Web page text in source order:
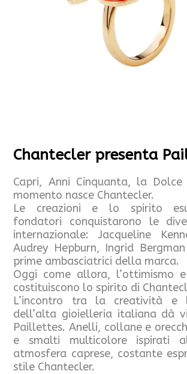
Chantecler presenta
Capri, Anni Cinquanta, la
momento nasce Chantecler.
Le creazioni e lo spirito
fondatori conquistarono le
internazionale: Jacqueline
Audrey Hepburn, Ingrid
prime ambasciatrici della marca.
Oggi come allora, l’ottimismo e
costituiscono lo spirito di
L’incontro tra la creatività e
dell’alta gioielleria italiana dà
Paillettes. Anelli, collane e
e smalti multicolore ispirati
atmosfera caprese, costante
stile Chantecler.